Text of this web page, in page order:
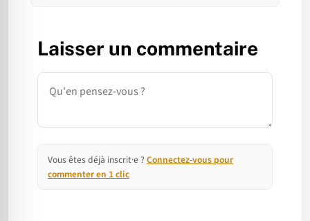
Laisser un commentaire
Commentaire
Vous êtes déjà inscrit·e ? Connectez-vous pour
commenter en 1 clic